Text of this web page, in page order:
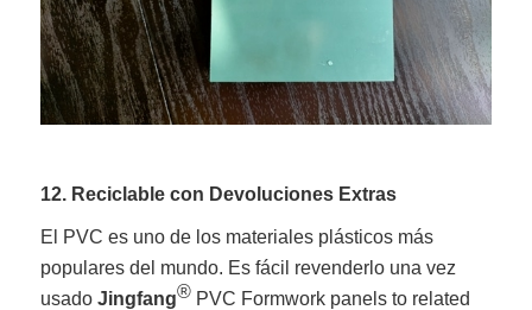
12. Reciclable con Devoluciones Extras
El PVC es uno de los materiales plásticos más
populares del mundo. Es fácil revenderlo una vez
usadoJingfang® PVC Formwork panels to related